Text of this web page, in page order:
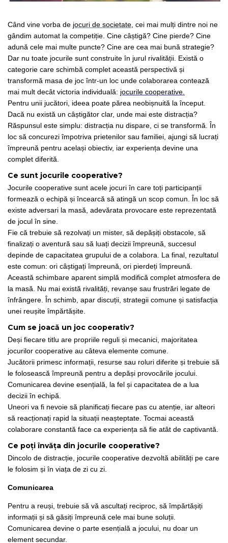
Alias
Carcassonne
Catan
Cluedo
Dixit
Monopoly
Orchard Games
Jocuri cooperative
Carti de joc
Jocuri de masa
Jocuri de societate in limba
romana
Vezi toate jocurile de societate
Când vine vorba de jocuri de societate, cei mai mulți dintre noi ne
gândim automat la competiție. Cine câștigă? Cine pierde? Cine
adună cele mai multe puncte? Cine are cea mai bună strategie?
Dar nu toate jocurile sunt construite în jurul rivalității. Există o
categorie care schimbă complet această perspectivă și
transformă masa de joc într-un loc unde colaborarea contează
mai mult decât victoria individuală: jocurile cooperative.
Pentru unii jucători, ideea poate părea neobișnuită la început.
Dacă nu există un câștigător clar, unde mai este distracția?
Răspunsul este simplu: distracția nu dispare, ci se transformă. În
loc să concurezi împotriva prietenilor sau familiei, ajungi să lucrați
împreună pentru același obiectiv, iar experiența devine una
complet diferită.
Ce sunt jocurile cooperative?
Jocurile cooperative sunt acele jocuri în care toți participanții
formează o echipă și încearcă să atingă un scop comun. În loc să
existe adversari la masă, adevărata provocare este reprezentată
de jocul în sine.
Fie că trebuie să rezolvați un mister, să depășiți obstacole, să
finalizați o aventură sau să luați decizii împreună, succesul
depinde de capacitatea grupului de a colabora. La final, rezultatul
este comun: ori câștigați împreună, ori pierdeți împreună.
Această schimbare aparent simplă modifică complet atmosfera de
la masă. Nu mai există rivalități, revanșe sau frustrări legate de
înfrângere. În schimb, apar discuții, strategii comune și satisfacția
unei reușite împărtășite.
Cum se joacă un joc cooperativ?
Deși fiecare titlu are propriile reguli și mecanici, majoritatea
jocurilor cooperative au câteva elemente comune.
Jucătorii primesc informații, resurse sau roluri diferite și trebuie să
le folosească împreună pentru a depăși provocările jocului.
Comunicarea devine esențială, la fel și capacitatea de a lua
decizii în echipă.
Uneori va fi nevoie să planificați fiecare pas cu atenție, iar alteori
să reacționați rapid la situații neașteptate. Tocmai această
colaborare constantă face ca experiența să fie atât de captivantă.
Ce poți învăța din jocurile cooperative?
Dincolo de distracție, jocurile cooperative dezvoltă abilități pe care
le folosim și în viața de zi cu zi.
Comunicarea
Pentru a reuși, trebuie să vă ascultați reciproc, să împărtășiți
informații și să găsiți împreună cele mai bune soluții.
Comunicarea devine o parte esențială a jocului, nu doar un
element secundar.